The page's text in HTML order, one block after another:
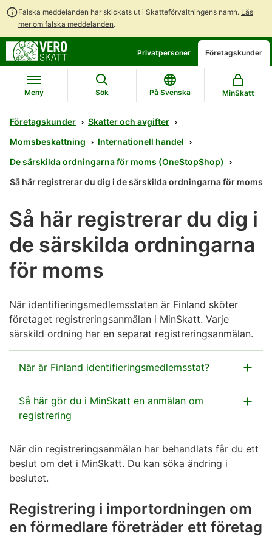
Falska meddelanden har skickats ut i Skatteförvaltningens namn. Läs
mer om falska meddelanden.
direkt
till
innehållet
till
hela
webbplatsens
sökning
en
chattbot-
diskussion
Privatpersoner Företagskunder
Meny Sök På Svenska MinSkatt
Företagskunder
Skatter och avgifter
Momsbeskattning
Internationell handel
De särskilda ordningarna för moms (OneStopShop)
Så här registrerar du dig i de särskilda ordningarna för moms
Så här registrerar du dig i
de särskilda ordningarna
för moms
När identifieringsmedlemsstaten är Finland sköter
företaget registreringsanmälan i MinSkatt. Varje
särskild ordning har en separat registreringsanmälan.
När är Finland identifieringsmedlemsstat?
Identifieringsmedlemsstaten är det EU-land där
företaget registrerar sig som användare av den
särskilda ordningen, lämnar skattedeklarationer och
betalar skatt.
Identifieringsmedlemsstaten bestäms på olika sätt i
olika ordningar. Finland kan vara
Unionsordning
Så här gör du i MinSkatt en anmälan om
registrering
Gå till MinSkattom du ännu inte har loggat in i
tjänsten (öppnas i ett nytt fönster)
Rulla neråt till punkten Momsordningarna i EU.
Välj länkenRegistrering i den särskilda
ordningen för moms.
När din registreringsanmälan har behandlats får du ett
beslut om det i MinSkatt. Du kan söka ändring i
beslutet.
Registrering i importordningen om
en förmedlare företräder ett företag